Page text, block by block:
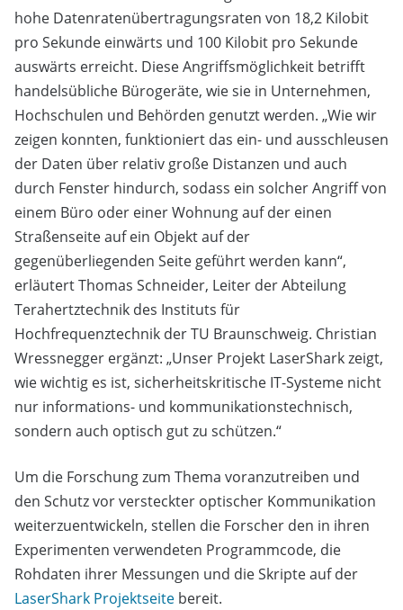
hohe Datenratenübertragungsraten von 18,2 Kilobit
pro Sekunde einwärts und 100 Kilobit pro Sekunde
auswärts erreicht. Diese Angriffsmöglichkeit betrifft
handelsübliche Bürogeräte, wie sie in Unternehmen,
Hochschulen und Behörden genutzt werden. „Wie wir
zeigen konnten, funktioniert das ein- und ausschleusen
der Daten über relativ große Distanzen und auch
durch Fenster hindurch, sodass ein solcher Angriff von
einem Büro oder einer Wohnung auf der einen
Straßenseite auf ein Objekt auf der
gegenüberliegenden Seite geführt werden kann“,
erläutert Thomas Schneider, Leiter der Abteilung
Terahertztechnik des Instituts für
Hochfrequenztechnik der TU Braunschweig. Christian
Wressnegger ergänzt: „Unser Projekt LaserShark zeigt,
wie wichtig es ist, sicherheitskritische IT-Systeme nicht
nur informations- und kommunikationstechnisch,
sondern auch optisch gut zu schützen.“
Um die Forschung zum Thema voranzutreiben und
den Schutz vor versteckter optischer Kommunikation
weiterzuentwickeln, stellen die Forscher den in ihren
Experimenten verwendeten Programmcode, die
Rohdaten ihrer Messungen und die Skripte auf der
LaserShark Projektseite bereit.